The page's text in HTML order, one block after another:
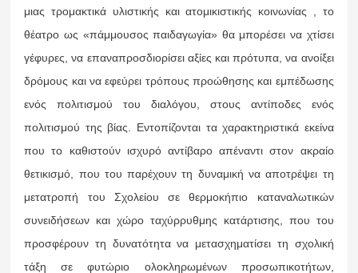
μιας τρομακτικά υλιστικής και ατομικιστικής κοινωνίας , το
θέατρο ως «πάμμουσος παιδαγωγία» θα μπορέσει να χτίσει
γέφυρες, να επαναπροσδιορίσει αξίες και πρότυπα, να ανοίξει
δρόμους και να εφεύρει τρόπους προώθησης και εμπέδωσης
ενός πολιτισμού του διαλόγου, στους αντίποδες ενός
πολιτισμού της βίας. Εντοπίζονται τα χαρακτηριστικά εκείνα
που το καθιστούν ισχυρό αντίβαρο απέναντι στον ακραίο
θετικισμό, που του παρέχουν τη δυναμική να αποτρέψει τη
μετατροπή του Σχολείου σε θερμοκήπιο καταναλωτικών
συνειδήσεων και χώρο ταχύρρυθμης κατάρτισης, που του
προσφέρουν τη δυνατότητα να μετασχηματίσει τη σχολική
τάξη σε φυτώριο ολοκληρωμένων προσωπικοτήτων,